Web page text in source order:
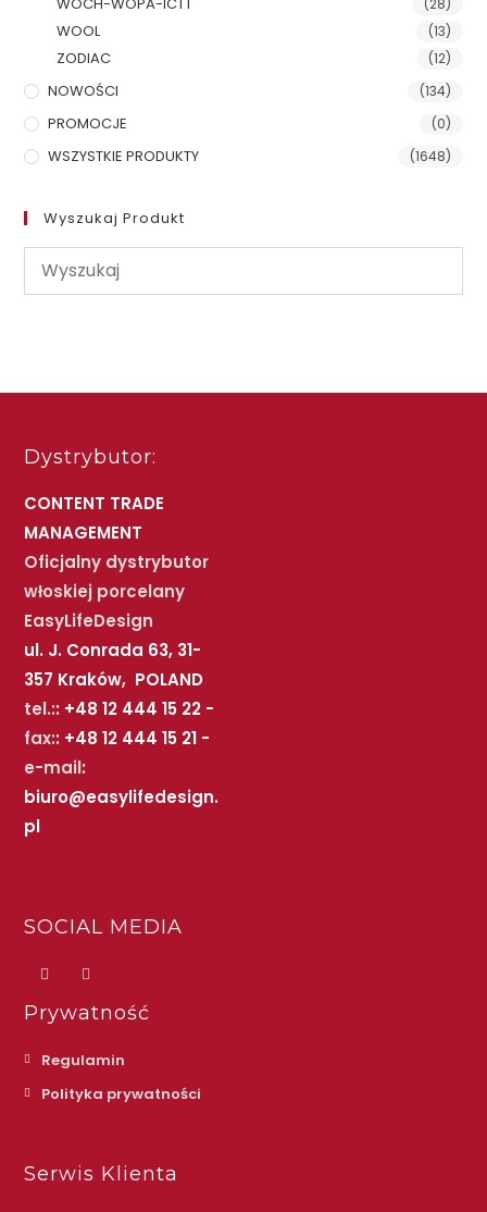
WOOL (13)
ZODIAC (12)
NOWOŚCI (134)
PROMOCJE (0)
WSZYSTKIE PRODUKTY (1648)
Wyszukaj Produkt
Dystrybutor:
CONTENT TRADE
MANAGEMENT
Oficjalny dystrybutor
włoskiej porcelany
EasyLifeDesign
ul. J. Conrada 63, 31-
357 Kraków, POLAND
tel.:: +48 12 444 15 22 -
fax:: +48 12 444 15 21 -
e-mail:
biuro@easylifedesign.
pl
SOCIAL MEDIA
Prywatność
Regulamin
Polityka prywatności
Serwis Klienta